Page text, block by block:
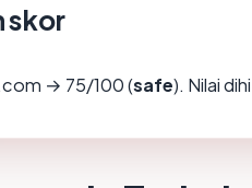
skor
→ 75/100 (safe). Nilai